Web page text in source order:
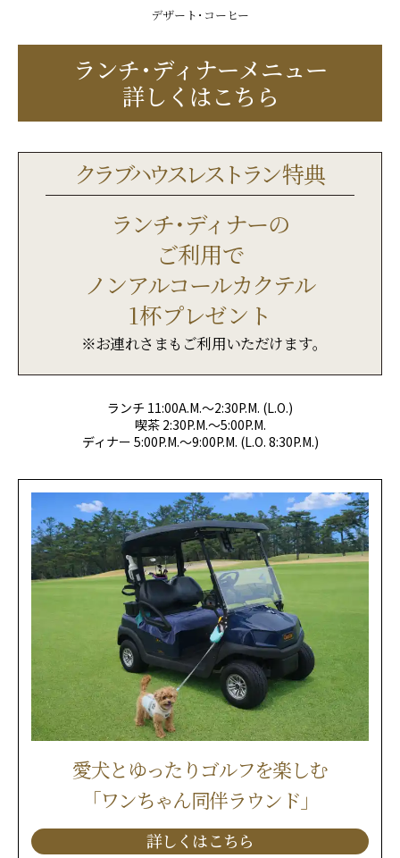
デザート･コーヒー
ランチ･ディナーメニュー
詳しくはこちら
クラブハウスレストラン特典
ランチ･ディナーの
ご利用で
ノンアルコールカクテル
1杯プレゼント
※お連れさまもご利用いただけます｡
ランチ 11:00A.M.〜2:30P.M. (L.O.)
喫茶 2:30P.M.〜5:00P.M.
ディナー 5:00P.M.〜9:00P.M. (L.O. 8:30P.M.)
愛犬とゆったりゴルフを楽しむ
｢ワンちゃん同伴ラウンド｣
詳しくはこちら